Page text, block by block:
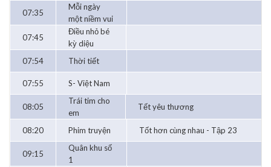
07:35
Mỗi ngày
một niềm vui
07:45
Điều nhỏ bé
kỳ diệu
07:54
Thời tiết
07:55 S- Việt Nam
08:05
Trái tim cho
em
Tết yêu thương
08:20 Phim truyện Tốt hơn cùng nhau - Tập 23
09:15
Quân khu số
1